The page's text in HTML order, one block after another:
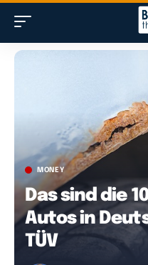
MONEY
Das sind die
Autos in
TÜV